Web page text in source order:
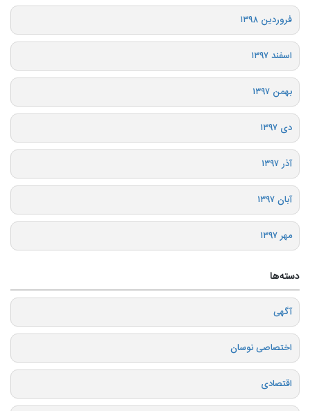
فروردین ۱۳۹۸
اسفند ۱۳۹۷
بهمن ۱۳۹۷
دی ۱۳۹۷
آذر ۱۳۹۷
آبان ۱۳۹۷
مهر ۱۳۹۷
دسته‌ها
آگهی
اختصاصی نوسان
اقتصادی